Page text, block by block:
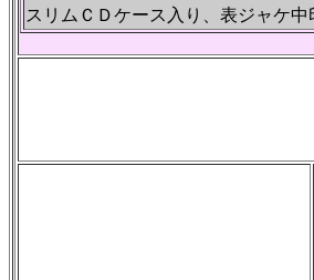
スリムＣＤケース入り、表ジャケ中